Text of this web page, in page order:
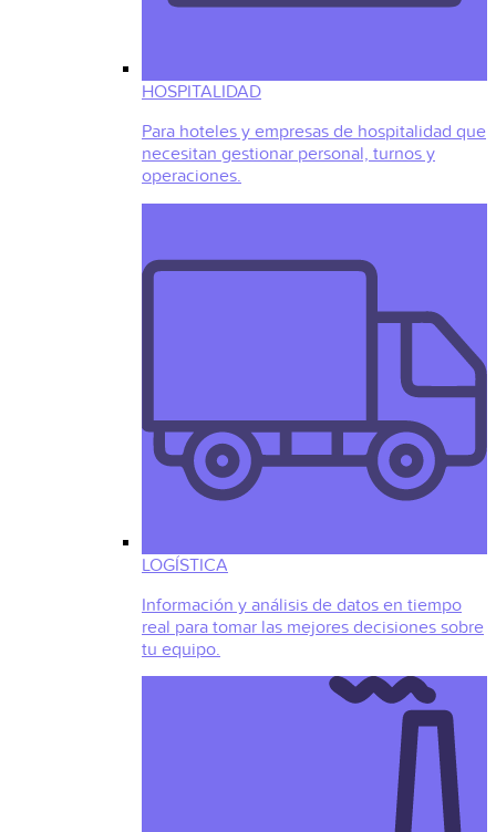
HOSPITALIDAD
Para hoteles y empresas de hospitalidad que
necesitan gestionar personal, turnos y
operaciones.
LOGÍSTICA
Información y análisis de datos en tiempo
real para tomar las mejores decisiones sobre
tu equipo.